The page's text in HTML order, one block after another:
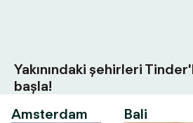
Yakınındaki şehirleri
başla!
Amsterdam
Bali